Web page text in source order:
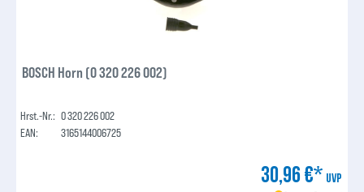
BOSCH Horn (0 320 226 002)
Hrst.-Nr.: 0 320 226 002
EAN:
3165144006725
30,96 €* UVP